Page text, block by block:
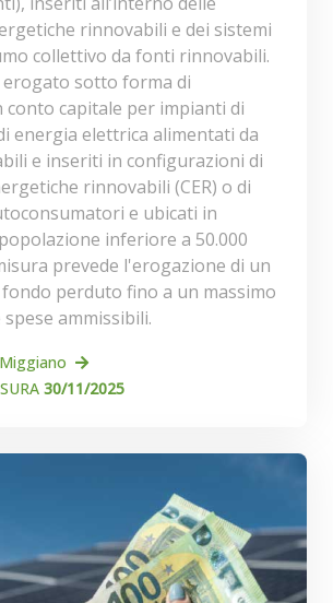
rinnovabili e dei sistemi
collettivo da fonti rinnovabili.
erogato sotto forma di
capitale per impianti di
energia elettrica alimentati da
e inseriti in configurazioni di
rinnovabili (CER) o di
e ubicati in
inferiore a 50.000
prevede l'erogazione di un
perduto fino a un massimo
spese ammissibili.
30/11/2025